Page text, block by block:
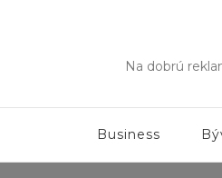
Na dobrú
Business